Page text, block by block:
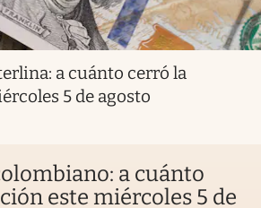
a cuánto cerró la
5 de agosto
a cuánto
este miércoles 5 de